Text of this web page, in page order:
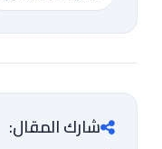
شارك المقال: